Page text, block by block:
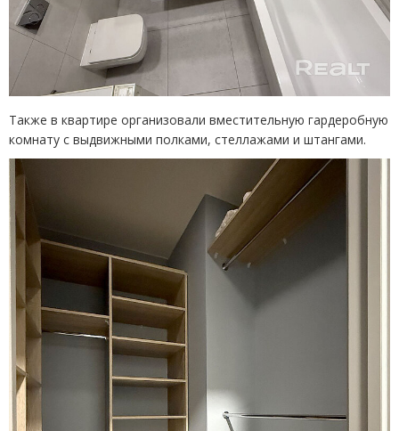
Также в квартире организовали вместительную гардеробную
комнату с выдвижными полками, стеллажами и штангами.